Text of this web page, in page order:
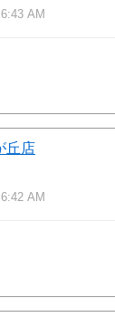
AM
丘店
AM